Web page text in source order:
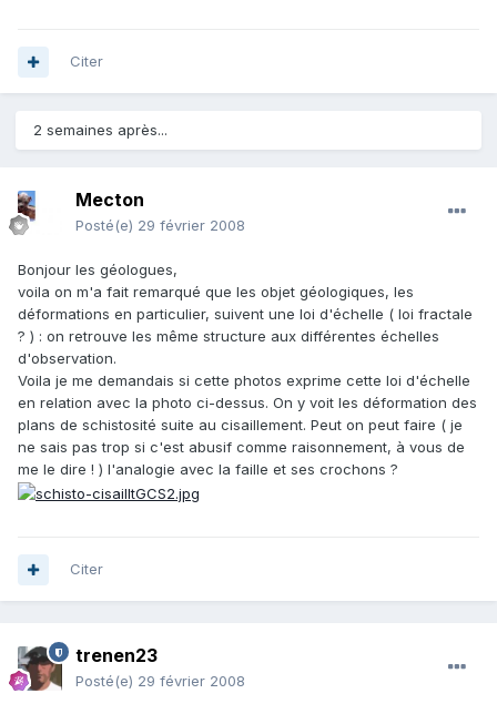
Citer
2 semaines après...
Mecton
Posté(e) 29 février 2008
Bonjour les géologues,
voila on m'a fait remarqué que les objet géologiques, les
déformations en particulier, suivent une loi d'échelle ( loi fractale
? ) : on retrouve les même structure aux différentes échelles
d'observation.
Voila je me demandais si cette photos exprime cette loi d'échelle
en relation avec la photo ci-dessus. On y voit les déformation des
plans de schistosité suite au cisaillement. Peut on peut faire ( je
ne sais pas trop si c'est abusif comme raisonnement, à vous de
me le dire ! ) l'analogie avec la faille et ses crochons ?
Citer
trenen23
Posté(e) 29 février 2008